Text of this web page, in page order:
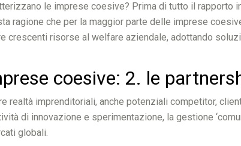
le imprese coesive? Prima di tutto il
ragione che per la maggior parte delle imprese
crescenti risorse al welfare aziendale, adottando
coesive: 2. le
realtà imprenditoriali, anche potenziali competitor,
di innovazione e sperimentazione, la gestione
globali.